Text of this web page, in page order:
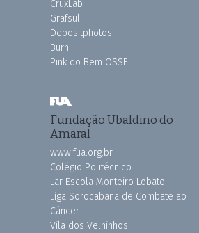
CruxLab
Grafsul
Depositphotos
Burh
Pink do Bem OSSEL
Fundação Ubaldino do
Amaral
www.fua.org.br
Colégio Politécnico
Lar Escola Monteiro Lobato
Liga Sorocabana de Combate ao
Câncer
Vila dos Velhinhos